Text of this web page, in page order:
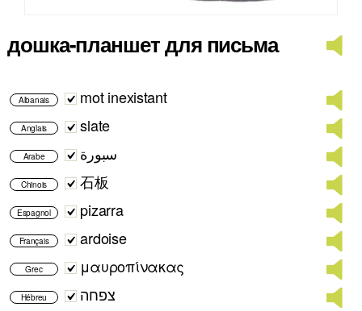
дошка-планшет для письма
Albanais mot inexistant
Anglais slate
Arabe سبورة
Chinois 石板
Espagnol pizarra
Français ardoise
Grec μαυροπίνακας
Hébreu צפחה